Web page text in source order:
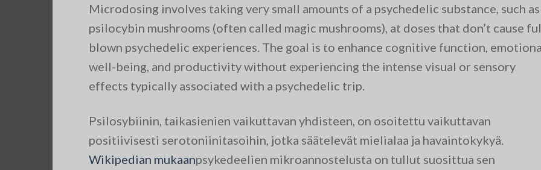
Microdosing involves taking very small amounts of a psychedelic substance, such as
psilocybin mushrooms (often called magic mushrooms), at doses that don’t cause
blown psychedelic experiences. The goal is to enhance cognitive function,
well-being, and productivity without experiencing the intense visual or sensory
effects typically associated with a psychedelic trip.
Psilosybiinin, taikasienien vaikuttavan yhdisteen, on osoitettu vaikuttavan
positiivisesti serotoniinitasoihin, jotka säätelevät mielialaa ja havaintokykyä.
Wikipedian mukaanpsykedeelien mikroannostelusta on tullut suosittua sen